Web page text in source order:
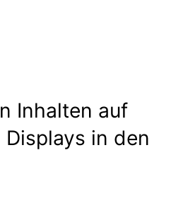
Inhalten auf
in den